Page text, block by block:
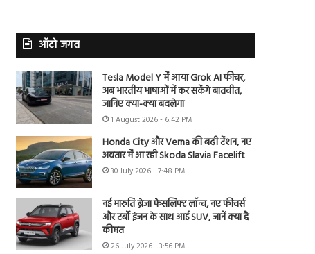
ऑटो जगत
Tesla Model Y में आया Grok AI फीचर,
अब भारतीय भाषाओं में कर सकेंगे बातचीत,
जानिए क्या-क्या बदलेगा
1 August 2026 - 6:42 PM
Honda City और Verna की बढ़ी टेंशन, नए
अवतार में आ रही Skoda Slavia Facelift
30 July 2026 - 7:48 PM
नई मारुति ब्रेजा फेसलिफ्ट लॉन्च, नए फीचर्स
और टर्बो इंजन के साथ आई SUV, जानें क्या है
कीमत
26 July 2026 - 3:56 PM